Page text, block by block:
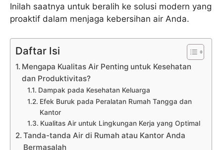
Inilah saatnya untuk beralih ke solusi modern yang
proaktif dalam menjaga kebersihan air Anda.
Daftar Isi
Mengapa Kualitas Air Penting untuk Kesehatan
dan Produktivitas?
Dampak pada Kesehatan Keluarga
Efek Buruk pada Peralatan Rumah Tangga dan
Kantor
Kualitas Air untuk Lingkungan Kerja yang Optimal
Tanda-tanda Air di Rumah atau Kantor Anda
Bermasalah